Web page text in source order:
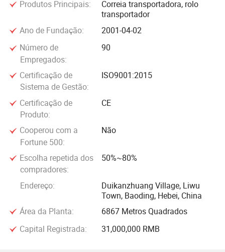
transportadoras, com uma linha completa de
equipamentos avançados de fabrico e ensaio.
Sinceramente bem-vindo personage de todos os círculos
para a nossa empresa para nos conceder direções negociar
e construir vários tipos de relacionamento de cooperação. A
satisfação do cliente é nossa busca. Nós acolhemos com
seriedade novos e velhos amigos de todos os passeios da
vida para visitar nossa companhia, realizando negociações
de negócio, estendendo nosso trabalho profissional mútuo,
e striding para nossa prosperidade comum e prospetos
prometedores.
Produtos Principais:
Correia transportadora, rolo
transportador
Ano de Fundação:
2001-04-02
Número de
Empregados:
90
Certificação de
Sistema de Gestão:
ISO9001:2015
Certificação de
Produto:
CE
Cooperou com a
Fortune 500:
Não
Escolha repetida dos
compradores:
50%~80%
Endereço:
Duikanzhuang Village, Liwu
Town, Baoding, Hebei, China
Área da Planta:
6867 Metros Quadrados
Capital Registrada:
31,000,000 RMB